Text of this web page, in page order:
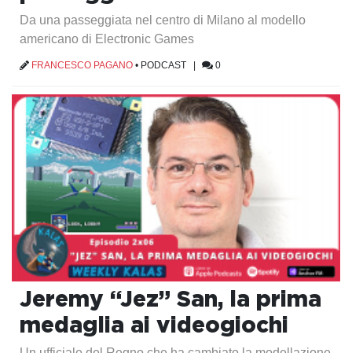
Da una passeggiata nel centro di Milano al modello
americano di Electronic Games
FRANCESCO PAGANO • PODCAST 0
Jeremy “Jez” San, la prima
medaglia ai videogiochi